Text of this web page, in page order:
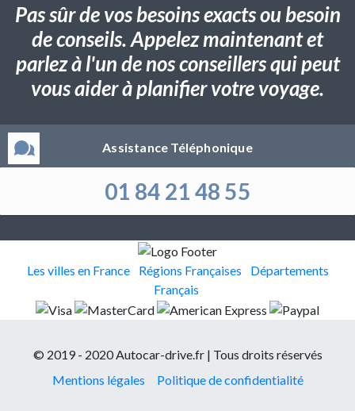
Pas sûr de vos besoins exacts ou besoin
de conseils. Appelez maintenant et
parlez à l'un de nos conseillers qui peut
vous aider à planifier votre voyage.
Assistance Téléphonique
01 84 21 48 55
Les villes en France Régions Françaises
Départements
Français
© 2019 - 2020 Autocar-drive.fr | Tous droits réservés
Mentions légales
Politique de confidentialité